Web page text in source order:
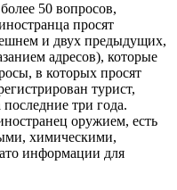
50 вопросов,
просят
и двух предыдущих,
адресов), которые
в которых просят
турист,
последние три года.
оружием, есть
химическими,
информации для